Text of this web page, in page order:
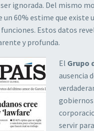
ignorada. Del mismo
un 60% estime que
Estos datos
y profunda.
El Grupo
ausencia
servir